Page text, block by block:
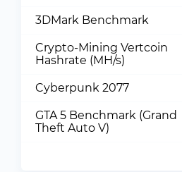
3DMark Benchmark
Crypto-Mining Vertcoin
Hashrate (MH/s)
Cyberpunk 2077
GTA 5 Benchmark (Grand
Theft Auto V)